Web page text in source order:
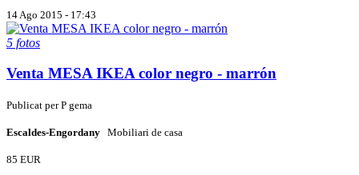
14 Ago 2015 - 17:43
5 fotos
Venta MESA IKEA color negro - marrón
Publicat perP gema
Escaldes-Engordany Mobiliari de casa
85 EUR